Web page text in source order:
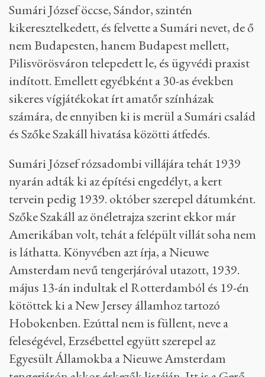
Sumári József öccse, Sándor, szintén
kikeresztelkedett, és felvette a Sumári nevet, de ő
nem Budapesten, hanem Budapest mellett,
Pilisvörösváron telepedett le, és ügyvédi praxist
indított. Emellett egyébként a 30-as években
sikeres vígjátékokat írt amatőr színházak
számára, de ennyiben ki is merül a Sumári család
és Szőke Szakáll hivatása közötti átfedés.
Sumári József rózsadombi villájára tehát 1939
nyarán adták ki az építési engedélyt, a kert
tervein pedig 1939. október szerepel dátumként.
Szőke Szakáll az önéletrajza szerint ekkor már
Amerikában volt, tehát a felépült villát soha nem
is láthatta. Könyvében azt írja, a Nieuwe
Amsterdam nevű tengerjáróval utazott, 1939.
május 13-án indultak el Rotterdamból és 19-én
kötöttek ki a New Jersey államhoz tartozó
Hobokenben. Ezúttal nem is füllent, neve a
feleségével, Erzsébettel együtt szerepel az
Egyesült Államokba a Nieuwe Amsterdam